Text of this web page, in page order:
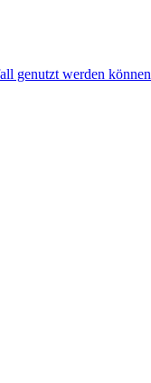
genutzt werden können